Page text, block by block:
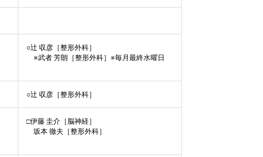
○辻󠄀 収彦［整形外科］
※武者 芳朗［整形外科］※毎月最終水曜日
○辻󠄀 収彦［整形外科］
□伊藤 圭介［脳神経］
坂本 徹夫［整形外科］